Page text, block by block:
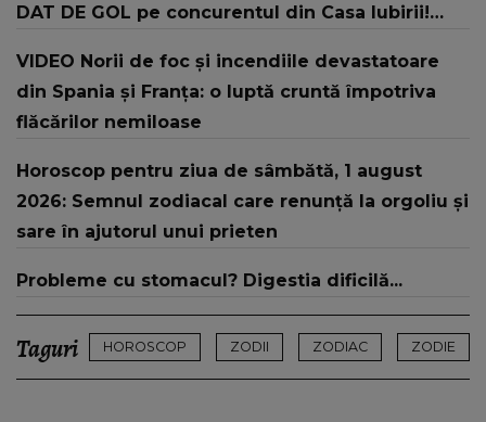
DAT DE GOL pe concurentul din Casa Iubirii!
IMAGINI cu el: "Doamne! "Măcar dacă ar..."
VIDEO Norii de foc și incendiile devastatoare
din Spania și Franța: o luptă cruntă împotriva
flăcărilor nemiloase
Horoscop pentru ziua de sâmbătă, 1 august
2026: Semnul zodiacal care renunță la orgoliu și
sare în ajutorul unui prieten
Probleme cu stomacul? Digestia dificilă...
Taguri HOROSCOP ZODII ZODIAC ZODIE